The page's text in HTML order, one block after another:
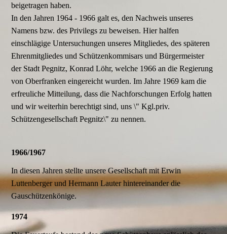
beigetragen haben.
In den Jahren 1964 - 1966 galt es, den Nachweis unseres
Namens bzw. des Privilegs zu beweisen. Hier halfen
einschlägige Untersuchungen unseres Mitgliedes, des späteren
Ehrenmitgliedes und Schützenkommisars und Bürgermeister
der Stadt Pegnitz, Konrad Löhr, welche 1966 an die Regierung
von Oberfranken eingereicht wurden. Im Jahre 1969 kam die
erfreuliche Mitteilung, dass die Nachforschungen Erfolg hatten
und wir weiterhin berechtigt sind, uns \" Kgl.priv.
Schützengesellschaft Pegnitz\" zu nennen.
1966/1967
In diesen Jahren stellte unsere Gesellschaft mit Erwin
Luttenberger und Hermann Lauter hintereinander die
Gauschützenkönige.
1974